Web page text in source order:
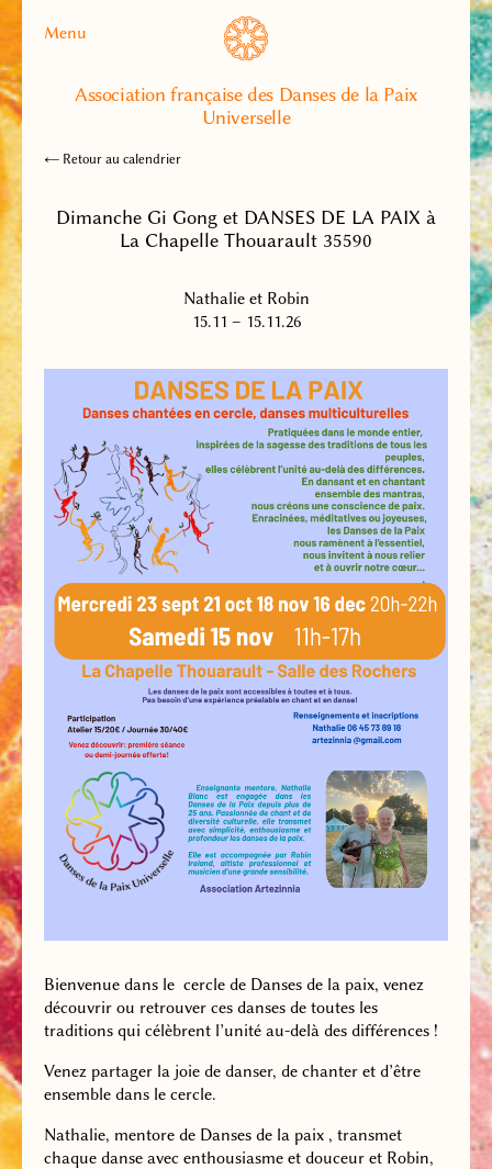
Menu
Association française des Danses de la Paix
Universelle
← Retour au calendrier
Dimanche Gi Gong et DANSES DE LA PAIX à
La Chapelle Thouarault 35590
Nathalie et Robin
15.11 – 15.11.26
Bienvenue dans le cercle de Danses de la paix, venez
découvrir ou retrouver ces danses de toutes les
traditions qui célèbrent l’unité au-delà des différences !
Venez partager la joie de danser, de chanter et d’être
ensemble dans le cercle.
Nathalie, mentore de Danses de la paix , transmet
chaque danse avec enthousiasme et douceur et Robin,